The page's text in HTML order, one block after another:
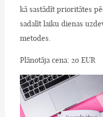
kā sastādīt prioritātes
sadalīt laiku dienas
metodes.
Plānotāja cena: 20 EUR